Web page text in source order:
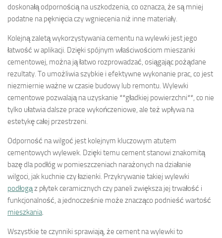
doskonałą odpornością na uszkodzenia, co oznacza, że są mniej
podatne na pęknięcia czy wgniecenia niż inne materiały.
Kolejną zaletą wykorzystywania cementu na wylewki jest jego
łatwość w aplikacji. Dzięki spójnym właściwościom mieszanki
cementowej, można ją łatwo rozprowadzać, osiągając pożądane
rezultaty. To umożliwia szybkie i efektywne wykonanie prac, co jest
niezmiernie ważne w czasie budowy lub remontu. Wylewki
cementowe pozwalają na uzyskanie **gładkiej powierzchni**, co nie
tylko ułatwia dalsze prace wykończeniowe, ale też wpływa na
estetykę całej przestrzeni.
Odporność na wilgoć jest kolejnym kluczowym atutem
cementowych wylewek. Dzięki temu cement stanowi znakomitą
bazę dla podłóg w pomieszczeniach narażonych na działanie
wilgoci, jak kuchnie czy łazienki. Przykrywanie takiej wylewki
podłogąz płytek ceramicznych czy paneli zwiększa jej trwałość i
funkcjonalność, a jednocześnie może znacząco podnieść wartość
mieszkania.
Wszystkie te czynniki sprawiają, że cement na wylewki to